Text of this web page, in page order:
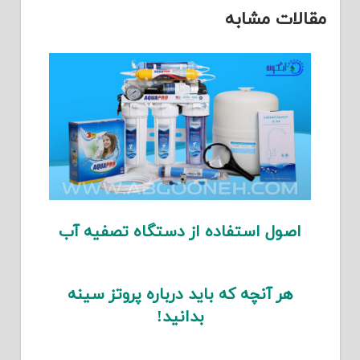
مقالات مشابه
اصول استفاده از دستگاه تصفیه آب
هر آنچه که باید درباره پروتز سینه
بدانید!